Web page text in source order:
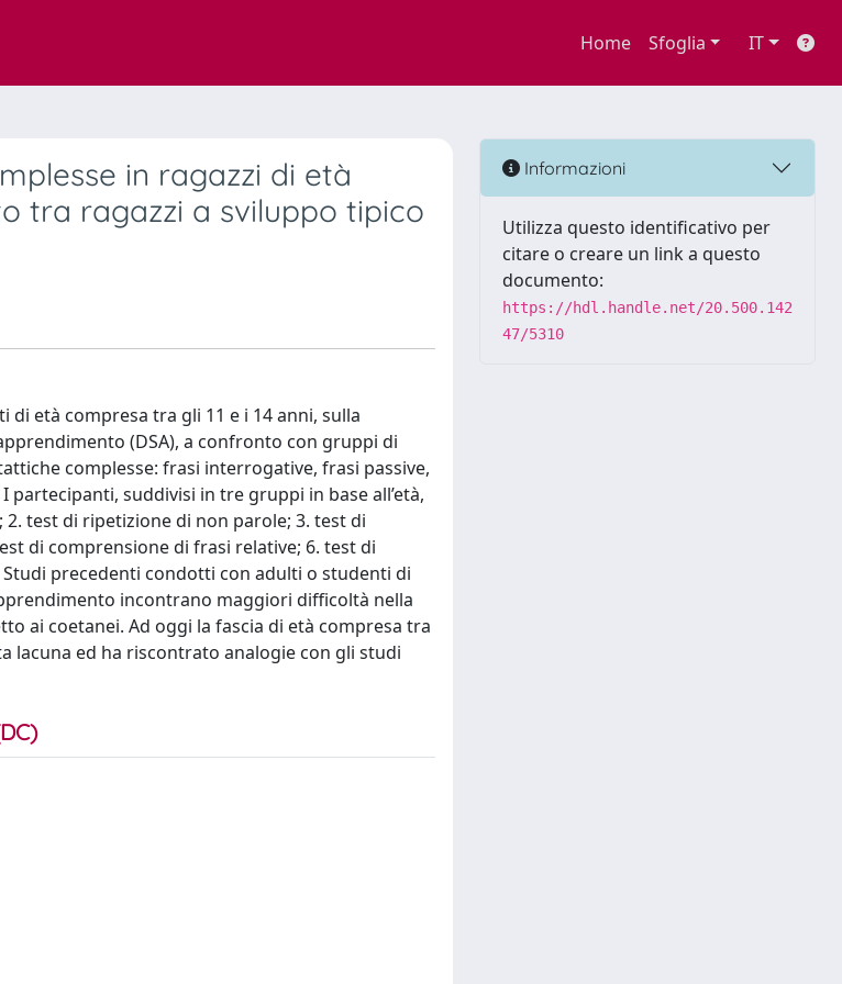
Home Sfoglia IT
in ragazzi di età
tra ragazzi a sviluppo tipico
età compresa tra gli 11 e i 14 anni, sulla
(DSA), a confronto con gruppi di
complesse: frasi interrogative, frasi passive,
suddivisi in tre gruppi in base all’età,
test di ripetizione di non parole; 3. test di
di comprensione di frasi relative; 6. test di
precedenti condotti con adulti o studenti di
incontrano maggiori difficoltà nella
ai coetanei. Ad oggi la fascia di età compresa tra
lacuna ed ha riscontrato analogie con gli studi
Informazioni
Utilizza questo identificativo per
citare o creare un link a questo
documento:
https://hdl.handle.net/20.500.142
47/5310